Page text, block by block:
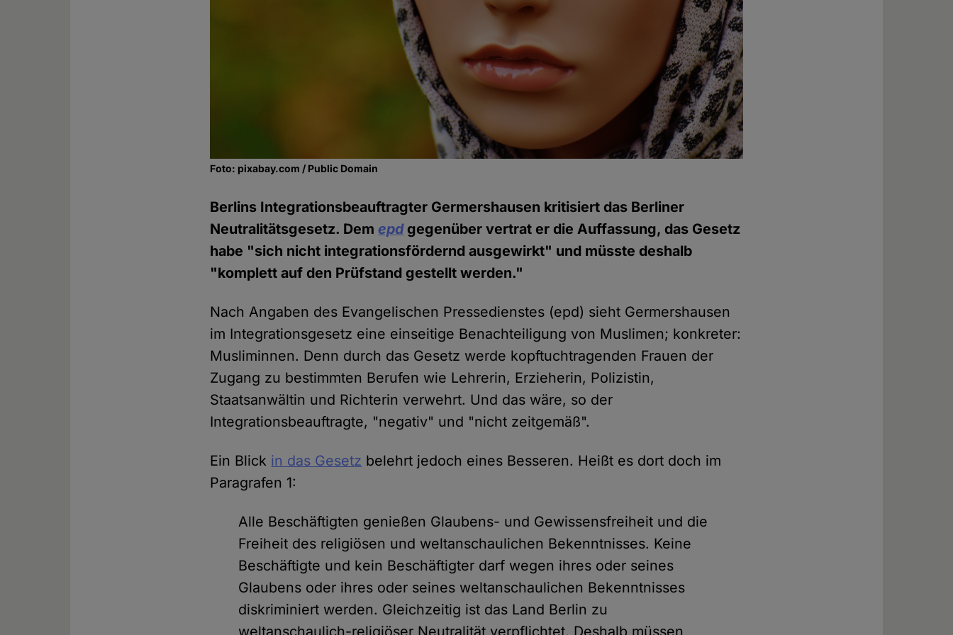
Foto: pixabay.com / Public Domain
Berlins Integrationsbeauftragter Germershausen kritisiert das Berliner
Neutralitätsgesetz. Dem epd gegenüber vertrat er die Auffassung, das Gesetz
habe "sich nicht integrationsfördernd ausgewirkt" und müsste deshalb
"komplett auf den Prüfstand gestellt werden."
Nach Angaben des Evangelischen Pressedienstes (epd) sieht Germershausen
im Integrationsgesetz eine einseitige Benachteiligung von Muslimen; konkreter:
Musliminnen. Denn durch das Gesetz werde kopftuchtragenden Frauen der
Zugang zu bestimmten Berufen wie Lehrerin, Erzieherin, Polizistin,
Staatsanwältin und Richterin verwehrt. Und das wäre, so der
Integrationsbeauftragte, "negativ" und "nicht zeitgemäß".
Ein Blick in das Gesetz belehrt jedoch eines Besseren. Heißt es dort doch im
Paragrafen 1:
Alle Beschäftigten genießen Glaubens- und Gewissensfreiheit und die
Freiheit des religiösen und weltanschaulichen Bekenntnisses. Keine
Beschäftigte und kein Beschäftigter darf wegen ihres oder seines
Glaubens oder ihres oder seines weltanschaulichen Bekenntnisses
diskriminiert werden. Gleichzeitig ist das Land Berlin zu